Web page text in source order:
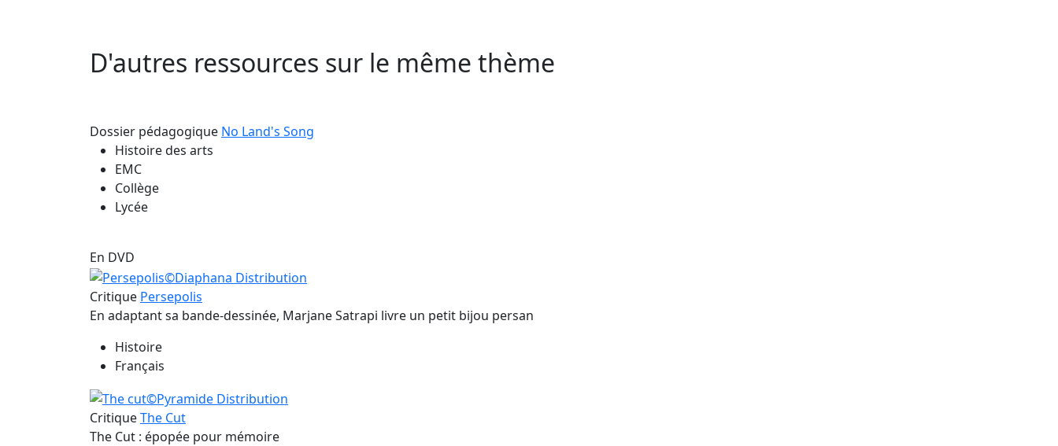
D'autres ressources sur le même thème
Dossier pédagogique No Land's Song
Histoire des arts
EMC
Collège
Lycée
En DVD
Critique Persepolis
En adaptant sa bande-dessinée, Marjane Satrapi livre un petit bijou persan
Histoire
Français
CritiqueThe Cut
The Cut : épopée pour mémoire